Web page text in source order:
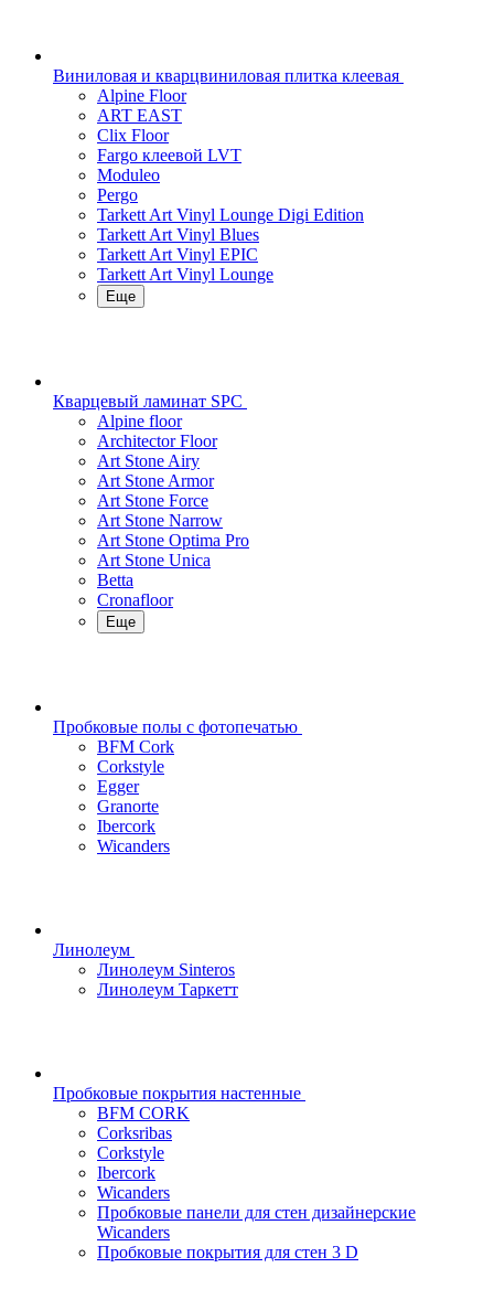
Виниловая и кварцвиниловая плитка клеевая
Alpine Floor
ART EAST
Clix Floor
Fargo клеевой LVT
Moduleo
Pergo
Tarkett Art Vinyl Lounge Digi Edition
Tarkett Art Vinyl Blues
Tarkett Art Vinyl EPIC
Tarkett Art Vinyl Lounge
Еще
Кварцевый ламинат SPC
Alpine floor
Architector Floor
Art Stone Airy
Art Stone Armor
Art Stone Force
Art Stone Narrow
Art Stone Optima Pro
Art Stone Unica
Betta
Cronafloor
Еще
Пробковые полы с фотопечатью
BFM Cork
Corkstyle
Egger
Granorte
Ibercork
Wicanders
Линолеум
Линолеум Sinteros
Линолеум Таркетт
Пробковые покрытия настенные
BFM CORK
Corksribas
Corkstyle
Ibercork
Wicanders
Пробковые панели для стен дизайнерские
Wicanders
Пробковые покрытия для стен 3 D